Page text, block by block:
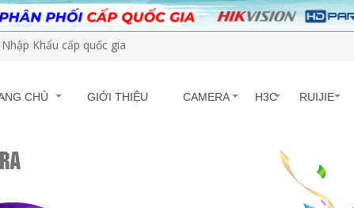
Khẩu cấp quốc gia
CHỦ GIỚI THIỆU CAMERA H3C RUIJIE